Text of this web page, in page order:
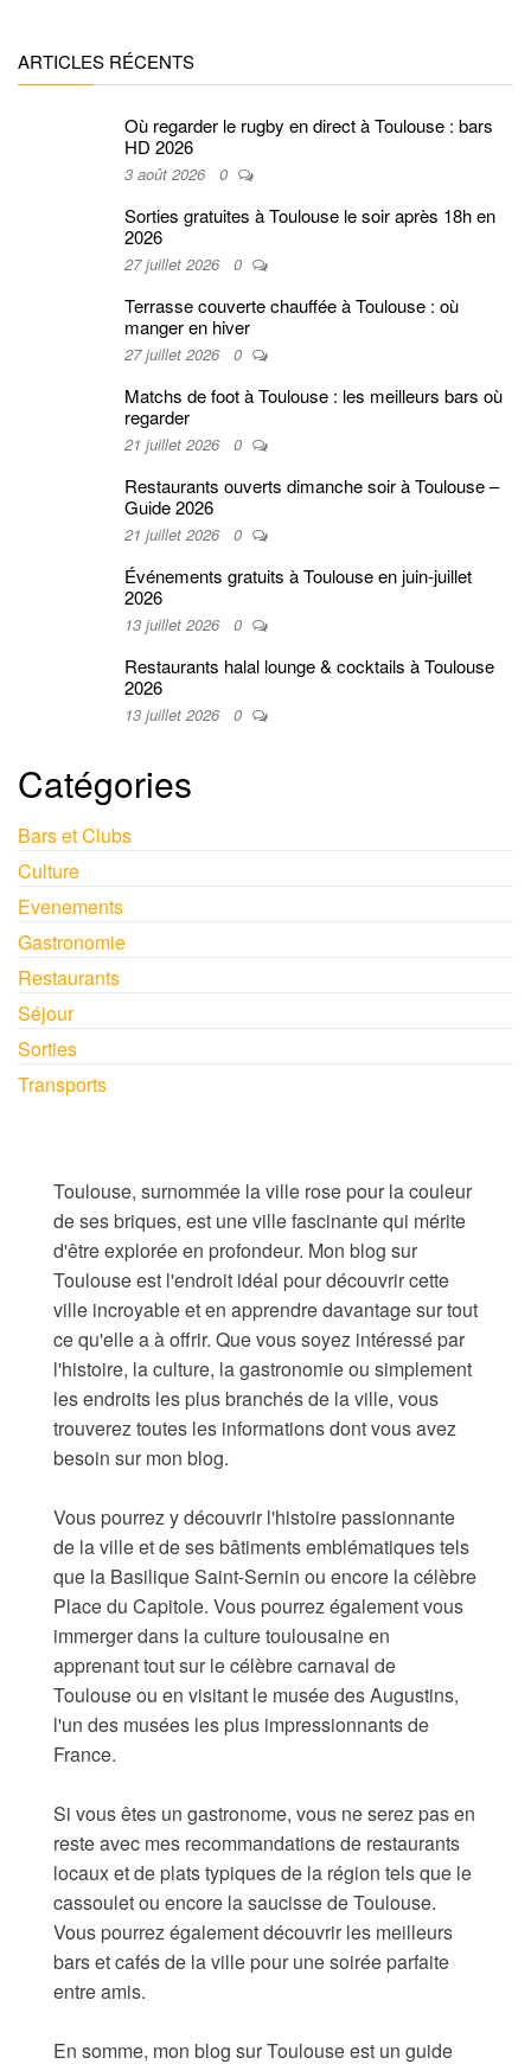
ARTICLES RÉCENTS
Où regarder le rugby en direct à Toulouse : bars
HD 2026
3 août 2026 0
Sorties gratuites à Toulouse le soir après 18h en
2026
27 juillet 2026 0
Terrasse couverte chauffée à Toulouse : où
manger en hiver
27 juillet 2026 0
Matchs de foot à Toulouse : les meilleurs bars où
regarder
21 juillet 2026 0
Restaurants ouverts dimanche soir à Toulouse –
Guide 2026
21 juillet 2026 0
Événements gratuits à Toulouse en juin-juillet
2026
13 juillet 2026 0
Restaurants halal lounge & cocktails à Toulouse
2026
13 juillet 2026 0
Catégories
Bars et Clubs
Culture
Evenements
Gastronomie
Restaurants
Séjour
Sorties
Transports
Toulouse, surnommée la ville rose pour la couleur
de ses briques, est une ville fascinante qui mérite
d'être explorée en profondeur. Mon blog sur
Toulouse est l'endroit idéal pour découvrir cette
ville incroyable et en apprendre davantage sur tout
ce qu'elle a à offrir. Que vous soyez intéressé par
l'histoire, la culture, la gastronomie ou simplement
les endroits les plus branchés de la ville, vous
trouverez toutes les informations dont vous avez
besoin sur mon blog.
Vous pourrez y découvrir l'histoire passionnante
de la ville et de ses bâtiments emblématiques tels
que la Basilique Saint-Sernin ou encore la célèbre
Place du Capitole. Vous pourrez également vous
immerger dans la culture toulousaine en
apprenant tout sur le célèbre carnaval de
Toulouse ou en visitant le musée des Augustins,
l'un des musées les plus impressionnants de
France.
Si vous êtes un gastronome, vous ne serez pas en
reste avec mes recommandations de restaurants
locaux et de plats typiques de la région tels que le
cassoulet ou encore la saucisse de Toulouse.
Vous pourrez également découvrir les meilleurs
bars et cafés de la ville pour une soirée parfaite
entre amis.
En somme, mon blog sur Toulouse est un guide